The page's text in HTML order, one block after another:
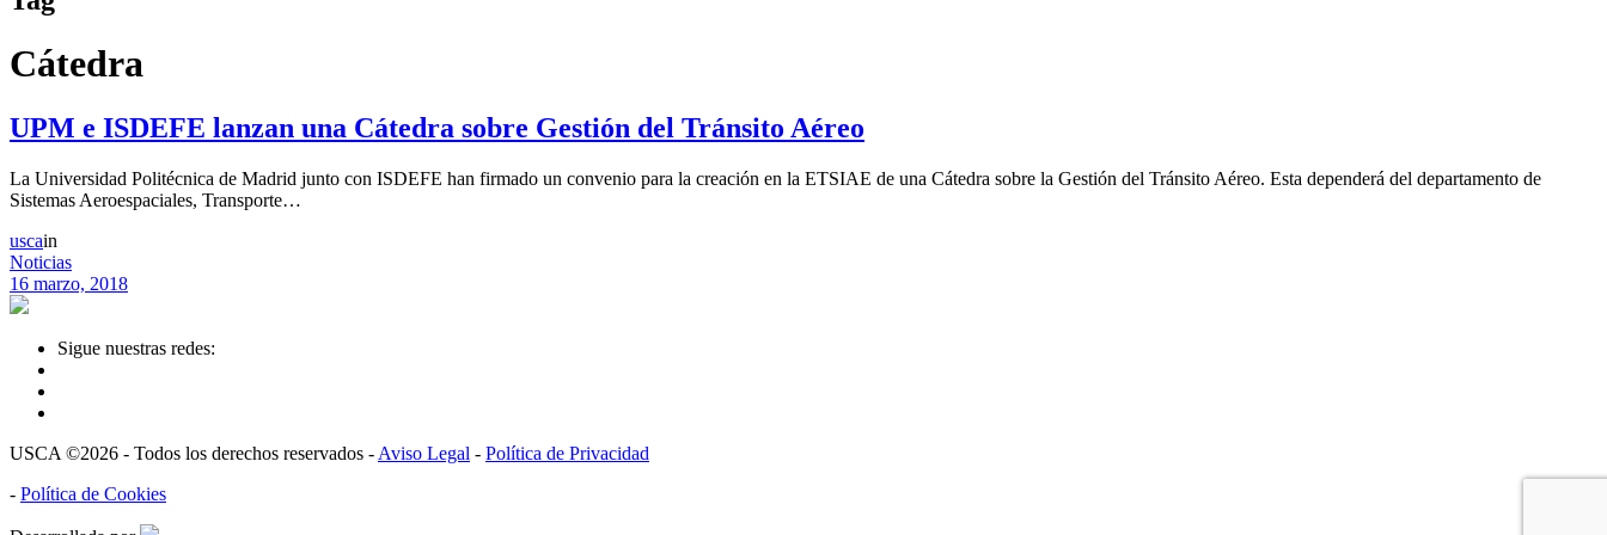
Cátedra
UPM e ISDEFE lanzan una Cátedra sobre Gestión del Tránsito Aéreo
La Universidad Politécnica de Madrid junto con ISDEFE han firmado un convenio para la creación en la ETSIAE de una Cátedra sobre la Gestión del Tránsito Aéreo. Esta dependerá del departamento de
Sistemas Aeroespaciales, Transporte…
uscain
Noticias
16 marzo, 2018
Sigue nuestras redes:
USCA ©2026 - Todos los derechos reservados - Aviso Legal - Política de Privacidad
- Política de Cookies